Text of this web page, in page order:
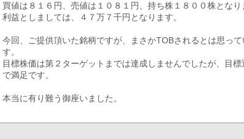
買値は８１６円、売値は１０８１円、持ち株１８００株となり
利益としましては、４７万７千円となります。
今回、ご提供頂いた銘柄ですが、まさかTOBされるとは思っ
す。
目標株価は第２ターゲットまでは達成しませんでしたが、目
で満足です。
本当に有り難う御座いました。